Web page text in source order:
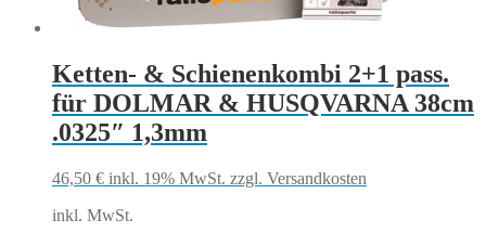
Ketten- & Schienenkombi 2+1 pass.
für DOLMAR & HUSQVARNA 38cm
.0325″ 1,3mm
46,50 € inkl. 19% MwSt. zzgl. Versandkosten
inkl. MwSt.